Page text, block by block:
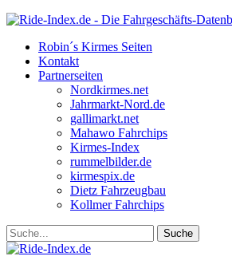
Robin´s Kirmes Seiten
Kontakt
Partnerseiten
Nordkirmes.net
Jahrmarkt-Nord.de
gallimarkt.net
Mahawo Fahrchips
Kirmes-Index
rummelbilder.de
kirmespix.de
Dietz Fahrzeugbau
Kollmer Fahrchips